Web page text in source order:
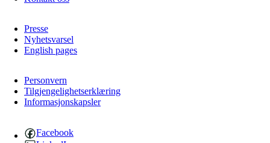
Presse
Nyhetsvarsel
English pages
Personvern
Tilgjengelighetserklæring
Informasjonskapsler
Facebook